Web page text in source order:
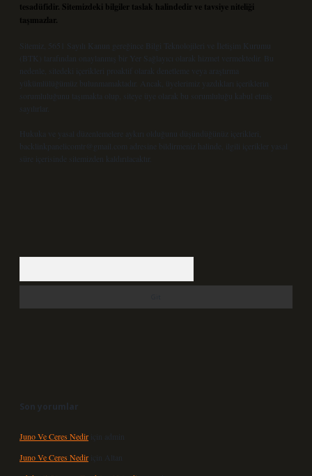
tesadüfidir. Sitemizdeki bilgiler taslak halindedir ve tavsiye niteliği
taşımazlar.
Sitemiz, 5651 Sayılı Kanun gereğince Bilgi Teknolojileri ve İletişim Kurumu
(BTK) tarafından onaylanmış bir Yer Sağlayıcı olarak hizmet vermektedir. Bu
nedenle, sitedeki içerikleri proaktif olarak denetleme veya araştırma
yükümlülüğümüz bulunmamaktadır. Ancak, üyelerimiz yazdıkları içeriklerin
sorumluluğunu taşımakta olup, siteye üye olarak bu sorumluluğu kabul etmiş
sayılırlar.
Hukuka ve yasal düzenlemelere aykırı olduğunu düşündüğünüz içerikleri,
backlinkpanelicomtr@gmail.com
adresine bildirmeniz halinde, ilgili içerikler yasal
süre içerisinde sitemizden kaldırılacaktır.
Son yorumlar
Juno Ve Ceres Nedir için
admin
Juno Ve Ceres Nedir için Altan